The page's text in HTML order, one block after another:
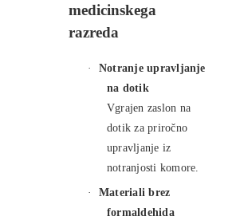
medicinskega
razreda
·
Notranje upravljanje
na dotik
Vgrajen zaslon na
dotik za priročno
upravljanje iz
notranjosti komore.
·
Materiali brez
formaldehida